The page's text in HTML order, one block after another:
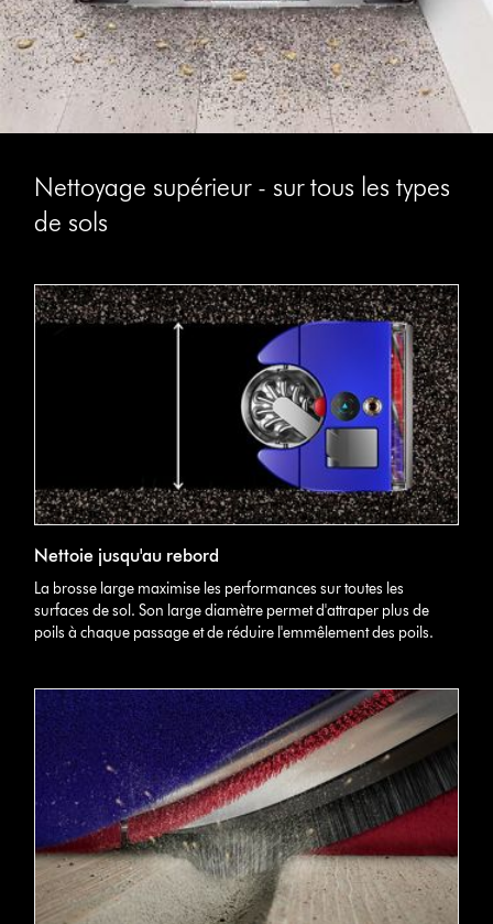
Nettoyage supérieur - sur tous les types
de sols
Nettoie jusqu'au rebord
La brosse large maximise les performances sur toutes les
surfaces de sol. Son large diamètre permet d'attraper plus de
poils à chaque passage et de réduire l'emmêlement des poils.